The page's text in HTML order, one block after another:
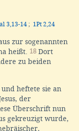
3,13-14 ; 1Pt 2,24
zur sogenannten
heißt. 18 Dort
zu beiden
heftete sie an
der
Überschrift nun
gekreuzigt wurde,